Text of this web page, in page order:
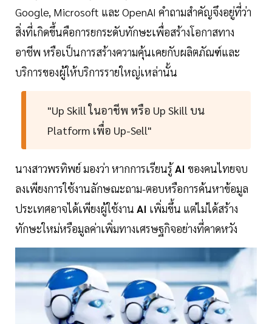
Google, Microsoft และ OpenAI คำถามสำคัญจึงอยู่ที่ว่า
สิ่งที่เกิดขึ้นคือการยกระดับทักษะเพื่อสร้างโอกาสทาง
อาชีพ หรือเป็นการสร้างความคุ้นเคยกับผลิตภัณฑ์และ
บริการของผู้ให้บริการรายใหญ่เหล่านั้น
"Up Skill ในอาชีพ หรือ Up Skill บน
Platform เพื่อ Up-Sell"
นางสาวพรทิพย์ มองว่า หากการเรียนรู้AI ของคนไทยจบ
ลงเพียงการใช้งานลักษณะถาม-ตอบหรือการค้นหาข้อมูล
ประเทศอาจได้เพียงผู้ใช้งาน AI เพิ่มขึ้น แต่ไม่ได้สร้าง
ทักษะใหม่หรือมูลค่าเพิ่มทางเศรษฐกิจอย่างที่คาดหวัง